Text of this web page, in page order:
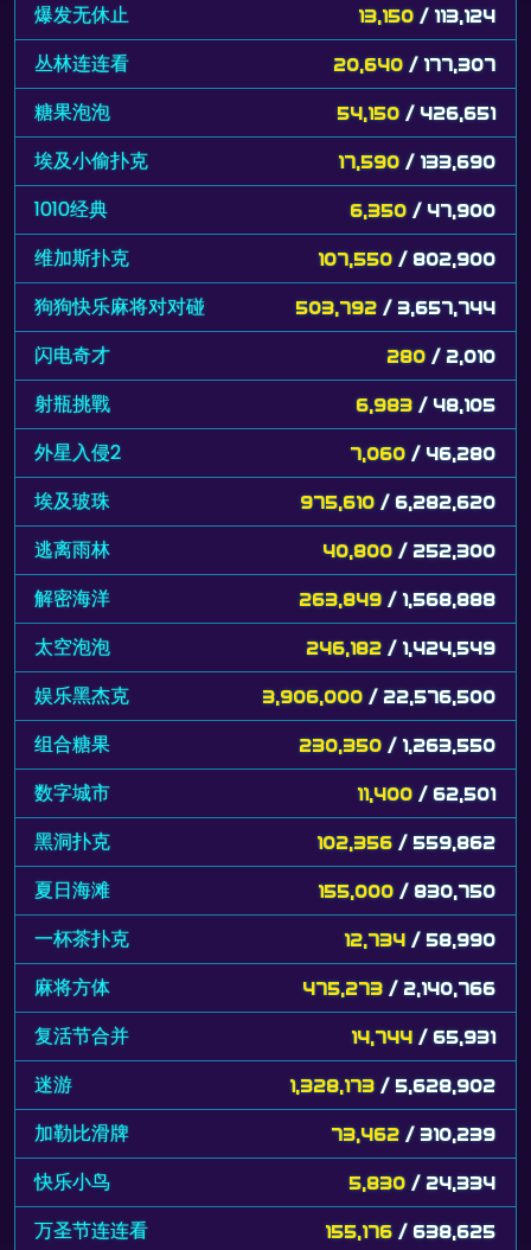
爆发无休止 13,150 / 113,124
丛林连连看 20,640 / 177,307
糖果泡泡 54,150 / 426,651
埃及小偷扑克 17,590 / 133,690
1010经典 6,350 / 47,900
维加斯扑克 107,550 / 802,900
狗狗快乐麻将对对碰 503,792 / 3,657,744
闪电奇才 280 / 2,010
射瓶挑戰 6,983 / 48,105
外星入侵2 7,060 / 46,280
埃及玻珠 975,610 / 6,282,620
逃离雨林 40,800 / 252,300
解密海洋 263,849 / 1,568,888
太空泡泡 246,182 / 1,424,549
娱乐黑杰克 3,906,000 / 22,576,500
组合糖果 230,350 / 1,263,550
数字城市 11,400 / 62,501
黑洞扑克 102,356 / 559,862
夏日海滩 155,000 / 830,750
一杯茶扑克 12,734 / 58,990
麻将方体 475,273 / 2,140,766
复活节合并 14,744 / 65,931
迷游 1,328,173 / 5,628,902
加勒比滑牌 73,462 / 310,239
快乐小鸟 5,830 / 24,334
万圣节连连看 155,176 / 638,625